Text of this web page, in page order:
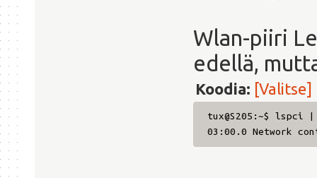
Wlan-piiri
edellä,
Koodia: [Valitse]
tux@S205:~$ lspci
03:00.0 Network